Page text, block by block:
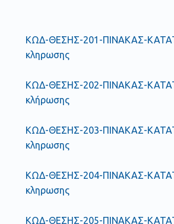
ΚΩΔ-ΘΕΣΗΣ-201-ΠΙΝΑΚΑΣ-
κληρωσης
ΚΩΔ-ΘΕΣΗΣ-202-ΠΙΝΑΚΑΣ-
κλήρωσης
ΚΩΔ-ΘΕΣΗΣ-203-ΠΙΝΑΚΑΣ-
κληρωσης
ΚΩΔ-ΘΕΣΗΣ-204-ΠΙΝΑΚΑΣ-
κληρωσης
ΚΩΔ-ΘΕΣΗΣ-205-ΠΙΝΑΚΑΣ-